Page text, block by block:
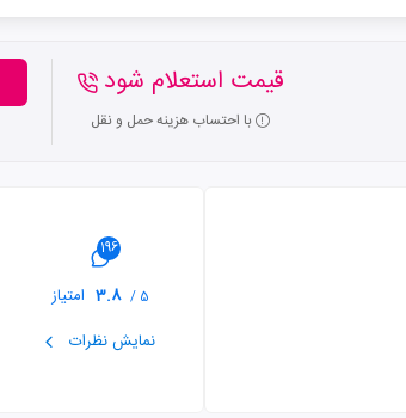
قیمت استعلام شود
با احتساب هزینه حمل و نقل
196
5 /
3.8 امتیاز
نمایش نظرات